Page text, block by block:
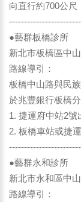
向直行約700公尺
●藝群板橋診所
新北市板橋區中
路線導引：
板橋中山路與民
於兆豐銀行板橋分
1. 捷運府中站2號
2. 板橋車站或捷
●藝群永和診所
新北市永和區中
路線導引：